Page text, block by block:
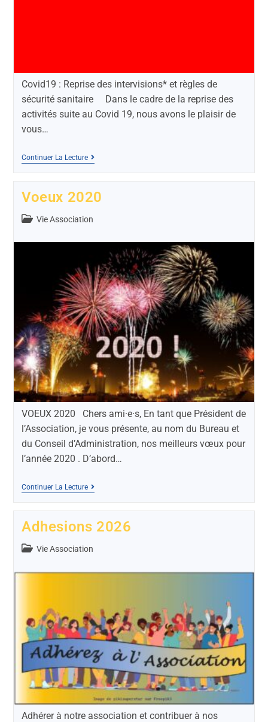
Covid19 : Reprise des intervisions* et règles de
sécurité sanitaire Dans le cadre de la reprise des
activités suite au Covid 19, nous avons le plaisir de
vous…
Continuer La Lecture
Voeux 2020
Vie Association
VOEUX 2020 Chers ami·e·s, ‌En tant que Président de
l’Association, je vous présente, au nom du Bureau et
du Conseil d’Administration, nos meilleurs vœux pour
l’année 2020 . ‌D’abord…
Continuer La Lecture
Adhesions 2026
Vie Association
Adhérer à notre association et contribuer à nos